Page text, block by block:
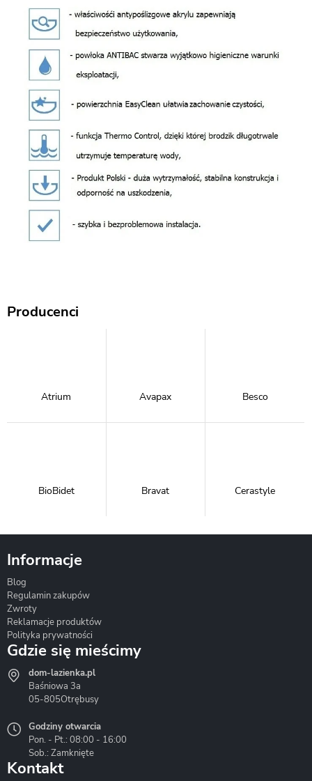
Producenci
Atrium Avapax Besco
BioBidet Bravat Cerastyle
Hydrostop
Liveno
Informacje
Blog
Regulamin zakupów
Zwroty
Reklamacje produktów
Polityka prywatności
Gdzie się mieścimy
dom-lazienka.pl
Baśniowa 3a
05-805Otrębusy
Godziny otwarcia
Pon. - Pt.: 08:00 - 16:00
Sob.: Zamknięte
Kontakt